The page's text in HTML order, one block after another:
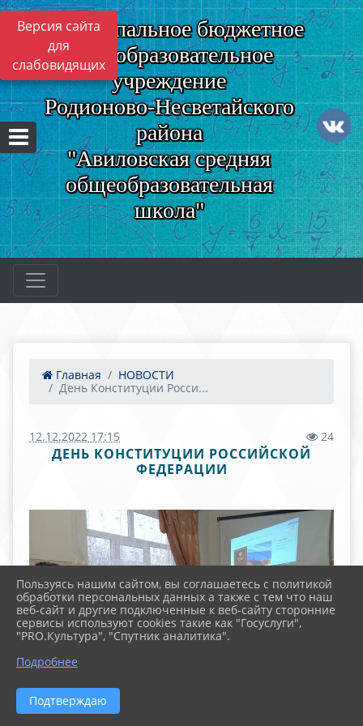
Версия сайта
для
слабовидящих
Муниципальное бюджетное
общеобразовательное
учреждение
Родионово-Несветайского
района
"Авиловская средняя
общеобразовательная
школа"
Главная
НОВОСТИ
День Конституции Росси...
12.12.2022 17:15 24
ДЕНЬ КОНСТИТУЦИИ РОССИЙСКОЙ
ФЕДЕРАЦИИ
Пользуясь нашим сайтом, вы соглашаетесь с политикой
обработки персональных данных а также с тем что наш
веб-сайт и другие подключенные к веб-сайту сторонние
сервисы используют cookies такие как "Госуслуги",
"PRO.Культура", "Спутник аналитика".
Подробнее
Подтверждаю